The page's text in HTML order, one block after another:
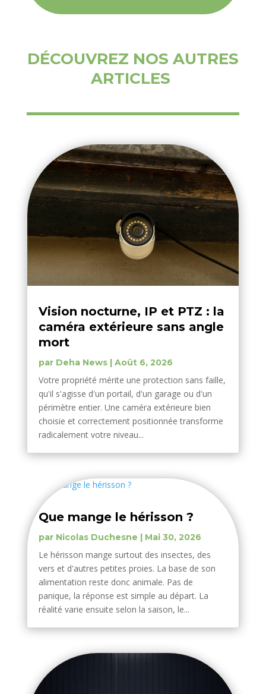
DÉCOUVREZ NOS AUTRES
ARTICLES
Vision nocturne, IP et PTZ : la
caméra extérieure sans angle
mort
par Deha News| Août 6, 2026
Votre propriété mérite une protection sans faille,
qu'il s'agisse d'un portail, d'un garage ou d'un
périmètre entier. Une caméra extérieure bien
choisie et correctement positionnée transforme
radicalement votre niveau...
Que mange le hérisson ?
par Nicolas Duchesne | Mai 30, 2026
Le hérisson mange surtout des insectes, des
vers et d'autres petites proies. La base de son
alimentation reste donc animale. Pas de
panique, la réponse est simple au départ. La
réalité varie ensuite selon la saison, le...